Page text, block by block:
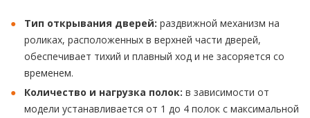
Тип открывания дверей: раздвижной механизм на
роликах, расположенных в верхней части дверей,
обеспечивает тихий и плавный ход и не засоряется со
временем.
Количество и нагрузка полок: в зависимости от
модели устанавливается от 1 до 4 полок с максимальной